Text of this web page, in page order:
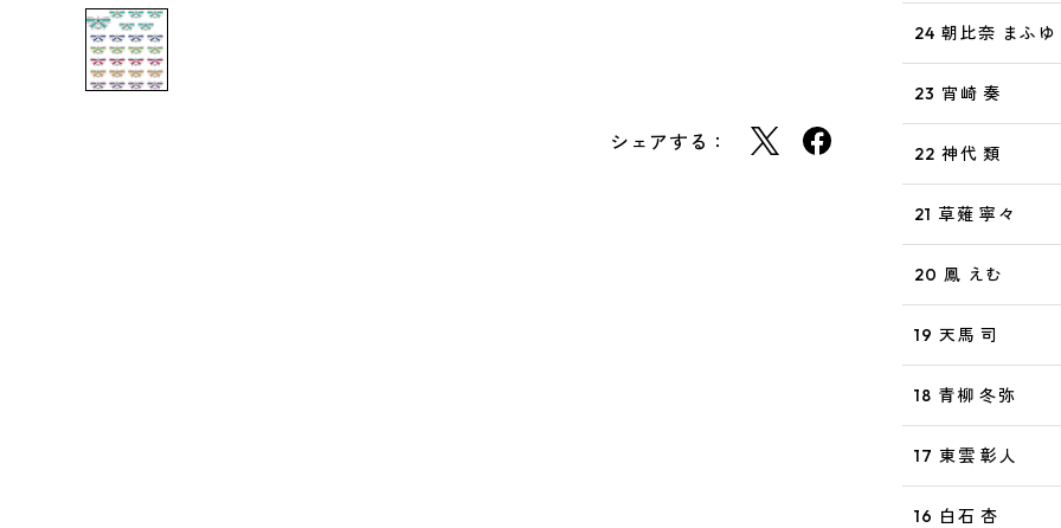
シェアする：
24 朝比奈 まふゆ
23 宵崎 奏
22 神代 類
21 草薙 寧々
20 鳳 えむ
19 天馬 司
18 青柳 冬弥
17 東雲 彰人
16 白石 杏